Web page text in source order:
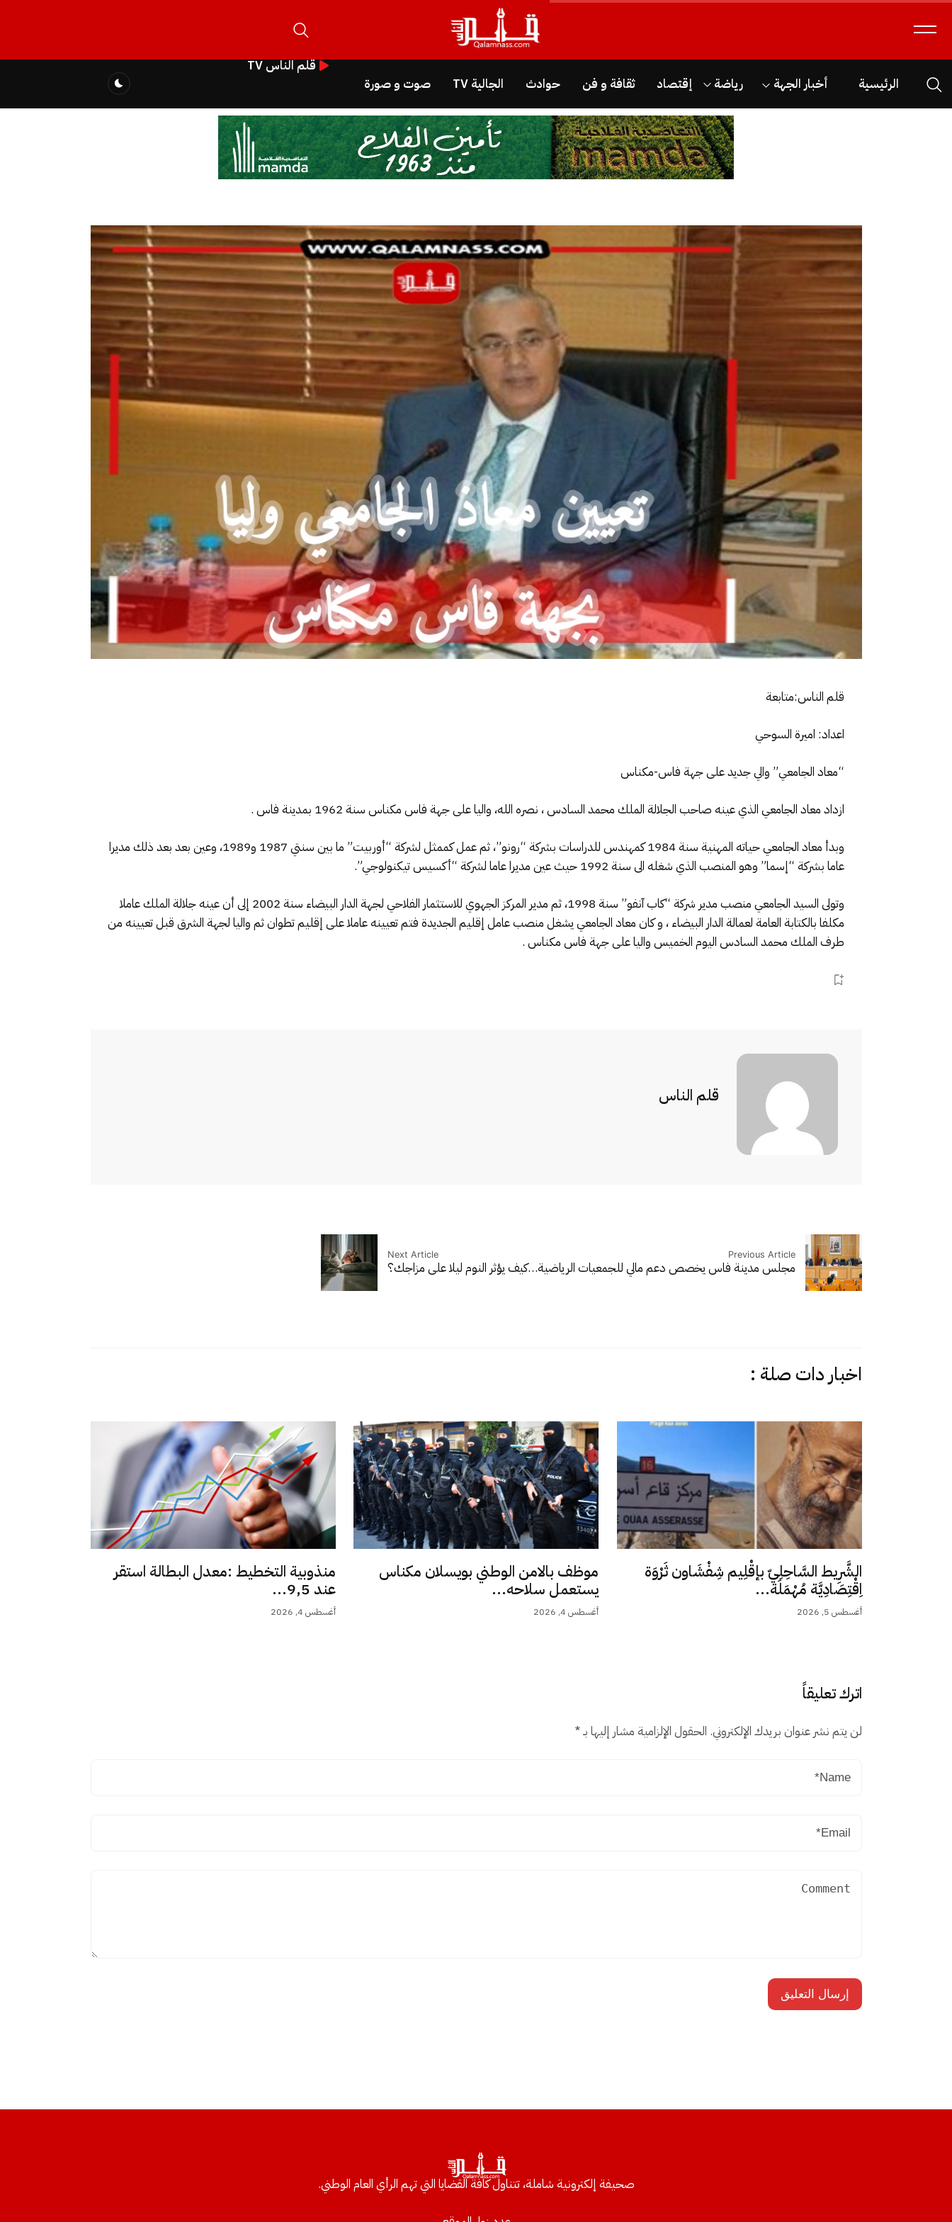
الرئيسية أخبار الجهة رياضة إقتصاد ثقافة و فن حوادث الجالية TV صوت و صورة
قلم الناس TV
قلم الناس:متابعة
اعداد: اميرة السوحي
“معاد الجامعي” والي جديد على جهة فاس-مكناس
ازداد معاد الجامعي الذي عينه صاحب الجلالة الملك محمد السادس ، نصره الله، واليا على جهة فاس مكناس سنة 1962 بمدينة فاس .
وبدأ معاد الجامعي حياته المهنية سنة 1984 كمهندس للدراسات بشركة “رونو”، ثم عمل كممثل لشركة “أوربيت” ما بين سنتي 1987 و1989، وعين بعد بعد ذلك مديرا
عاما بشركة “إسما” وهو المنصب الذي شغله الى سنة 1992 حيث عين مديرا عاما لشركة “أكسيس تيكنولوجي”.
وتولى السيد الجامعي منصب مدير شركة “كاب آنفو” سنة 1998، ثم مدير المركز الجهوي للاستثمار الفلاحي لجهة الدار البيضاء سنة 2002 إلى أن عينه جلالة الملك عاملا
مكلفا بالكتابة العامة لعمالة الدار البيضاء ، و كان معاد الجامعي يشغل منصب عامل إقليم الجديدة فتم تعيينه عاملا على إقليم تطوان ثم واليا لجهة الشرق قبل تعيينه من
طرف الملك محمد السادس اليوم الخميس واليا على جهة فاس مكناس .
قلم الناس
Previous Article
مجلس مدينة فاس يخصص دعم مالي للجمعيات الرياضية…
Next Article
كيف يؤثر النوم ليلا على مزاجك؟
اخبار دات صلة :
الشَّرِيط السَّاحِلِيّ بإقْلِيم شِفْشَاون ثَرْوَة
اِقْتِصَادِيَّة مُهْمَلَة...
أغسطس 5, 2026
موظف بالامن الوطني بويسلان مكناس
يستعمل سلاحه...
أغسطس 4, 2026
منذوبية التخطيط :معدل البطالة استقر
عند 9,5...
أغسطس 4, 2026
اترك تعليقاً
لن يتم نشر عنوان بريدك الإلكتروني. الحقول الإلزامية مشار إليها بـ*
صحيفة إلكترونية شاملة، تتناول كافة القضايا التي تهم الرأي العام الوطني.